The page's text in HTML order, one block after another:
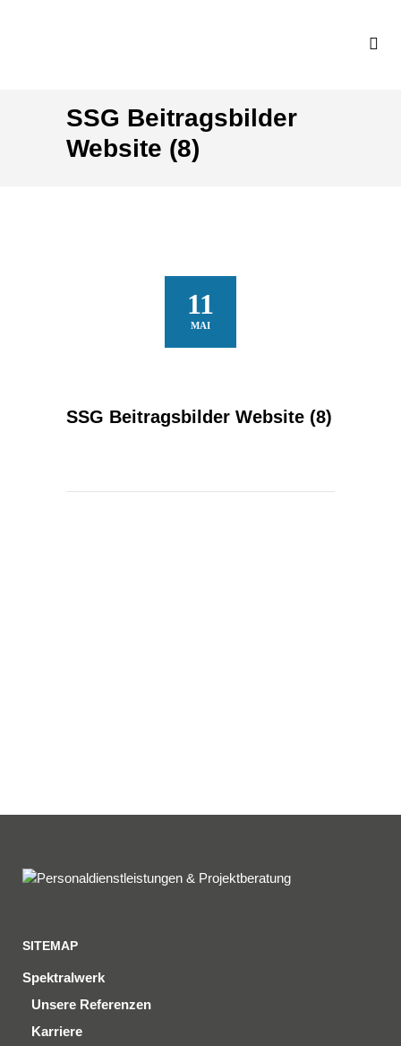
SSG Beitragsbilder
Website (8)
11
MAI
SSG Beitragsbilder Website (8)
SITEMAP
Spektralwerk
Unsere Referenzen
Karriere